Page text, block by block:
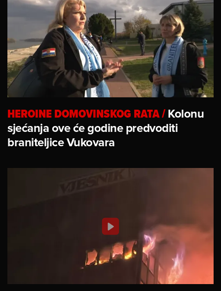
HEROINE DOMOVINSKOG RATA/Kolonu
sjećanja ove će godine predvoditi
braniteljice Vukovara